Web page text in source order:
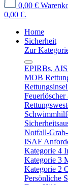
0,00 €
0,00 €.
Home
Sicherheit
Zur
EPIRBs,
MOB
Notfall-
ISAF
Kategorie 4
Kategorie 3
Kategorie 2
Persönliche